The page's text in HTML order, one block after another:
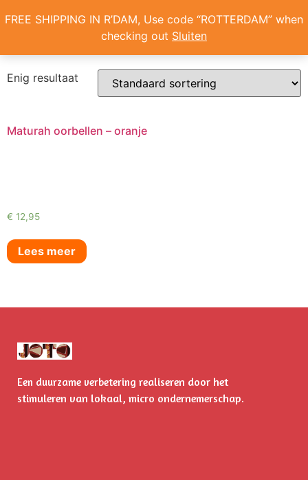
Maturah
Enig resultaat
Maturah oorbellen – oranje
€ 12,95
Lees meer
Een duurzame verbetering realiseren door het
stimuleren van lokaal, micro ondernemerschap.
FREE SHIPPING IN R’DAM, Use code “ROTTERDAM” when
checking out Sluiten